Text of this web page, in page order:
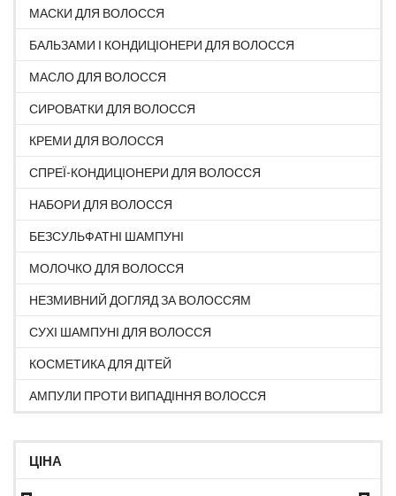
МАСКИ ДЛЯ ВОЛОССЯ
БАЛЬЗАМИ І КОНДИЦІОНЕРИ ДЛЯ ВОЛОССЯ
МАСЛО ДЛЯ ВОЛОССЯ
СИРОВАТКИ ДЛЯ ВОЛОССЯ
КРЕМИ ДЛЯ ВОЛОССЯ
СПРЕЇ-КОНДИЦІОНЕРИ ДЛЯ ВОЛОССЯ
НАБОРИ ДЛЯ ВОЛОССЯ
БЕЗСУЛЬФАТНІ ШАМПУНІ
МОЛОЧКО ДЛЯ ВОЛОССЯ
НЕЗМИВНИЙ ДОГЛЯД ЗА ВОЛОССЯМ
СУХІ ШАМПУНІ ДЛЯ ВОЛОССЯ
КОСМЕТИКА ДЛЯ ДІТЕЙ
АМПУЛИ ПРОТИ ВИПАДІННЯ ВОЛОССЯ
ЦІНА